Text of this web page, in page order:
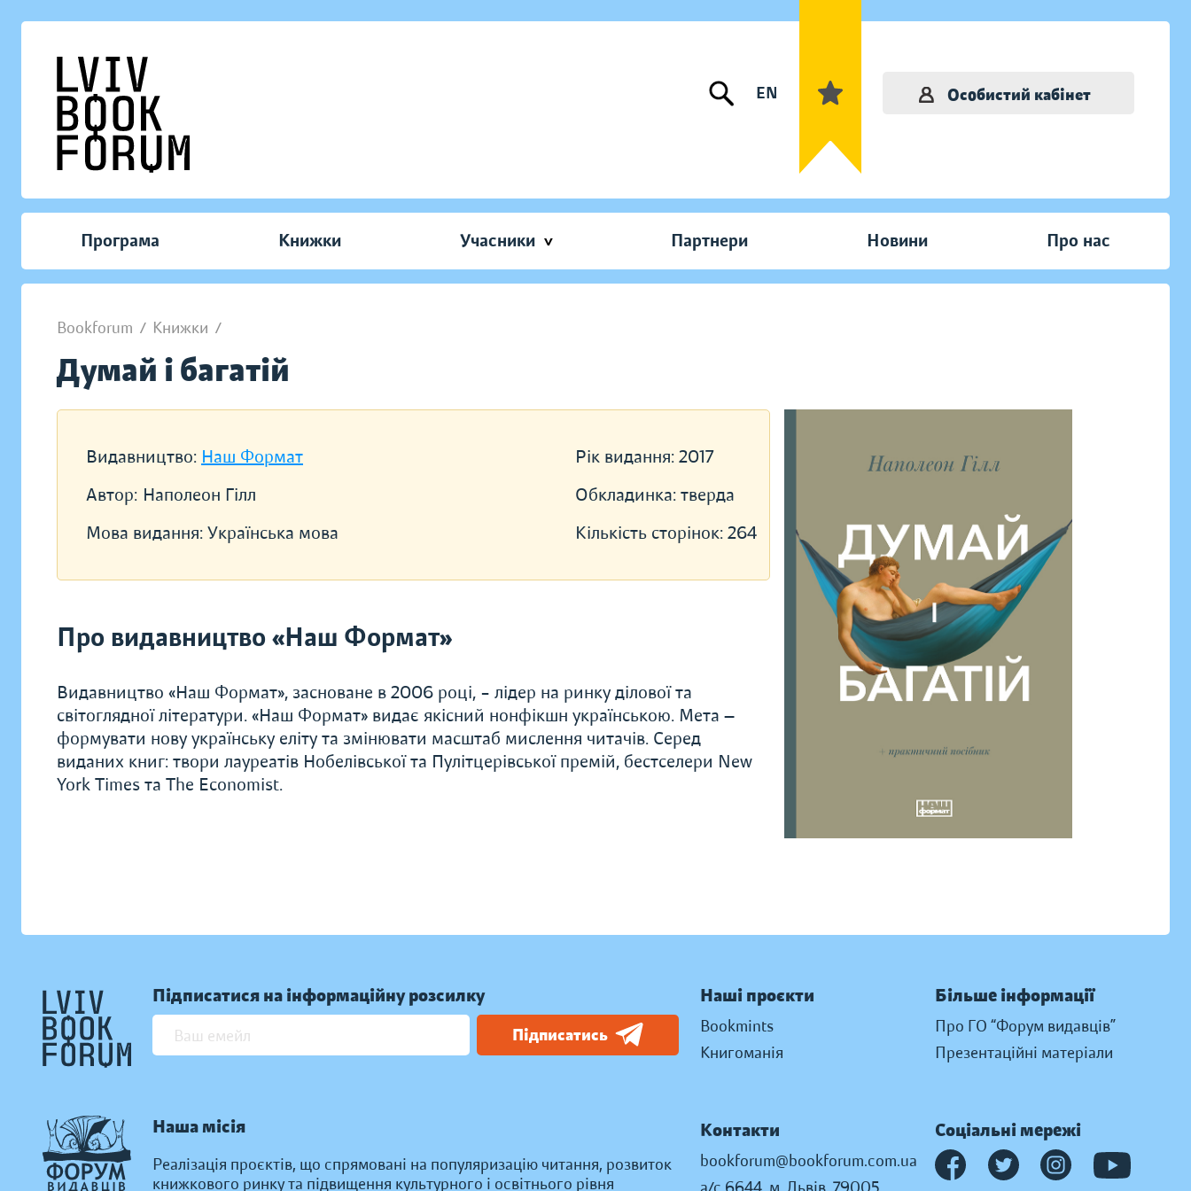
EN Особистий кабінет
Програма Книжки Учасники Партнери Новини Про нас
Bookforum / Книжки /
Думай і багатій
Видавництво: Наш Формат
Автор: Наполеон Гілл
Мова видання: Українська мова
Рік видання: 2017
Обкладинка: тверда
Кількість сторінок: 264
Про видавництво «Наш Формат»
Видавництво «Наш Формат», засноване в 2006 році, – лідер на ринку ділової та
світоглядної літератури. «Наш Формат» видає якісний нонфікшн українською. Мета —
формувати нову українську еліту та змінювати масштаб мислення читачів. Серед
виданих книг: твори лауреатів Нобелівської та Пулітцерівської премій, бестселери New
York Times та The Economist.
Підписатися на інформаційну розсилку
Підписатись
Наша місія
Реалізація проєктів, що спрямовані на популяризацію читання, розвиток
книжкового ринку та підвищення культурного і освітнього рівня
Наші проєкти
Bookmints
Книгоманія
Більше інформації
Про ГО “Форум видавців”
Презентаційні матеріали
Контакти
bookforum@bookforum.com.ua
Соціальні мережі